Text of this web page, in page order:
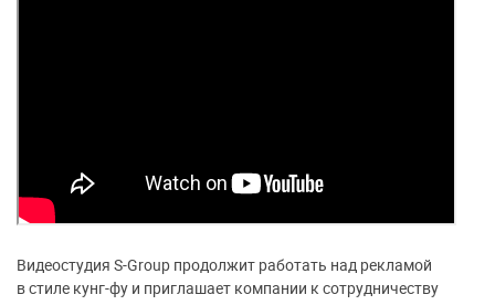
Видеостудия S-Group продолжит работать над рекламой
в стиле кунг-фу и приглашает компании к сотрудничеству